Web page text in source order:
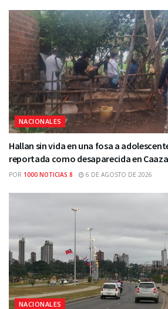
NACIONALES
Hallan sin vida en una fosa a
reportada como desaparecida en
POR 1000 NOTICIAS 8 6 DE AGOSTO DE 2026
NACIONALES